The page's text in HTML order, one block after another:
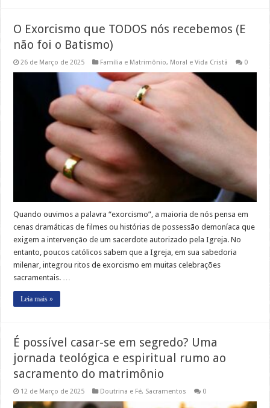
O Exorcismo que TODOS nós recebemos (E
não foi o Batismo)
26 de Março de 2025 Família e Matrimônio, Moral e Vida Cristã 0
Quando ouvimos a palavra “exorcismo”, a maioria de nós pensa em
cenas dramáticas de filmes ou histórias de possessão demoníaca que
exigem a intervenção de um sacerdote autorizado pela Igreja. No
entanto, poucos católicos sabem que a Igreja, em sua sabedoria
milenar, integrou ritos de exorcismo em muitas celebrações
sacramentais. …
Leia mais »
É possível casar-se em segredo? Uma
jornada teológica e espiritual rumo ao
sacramento do matrimônio
12 de Março de 2025 Doutrina e Fé, Sacramentos 0